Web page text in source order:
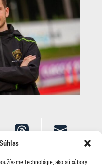
technológie, ako sú súbory